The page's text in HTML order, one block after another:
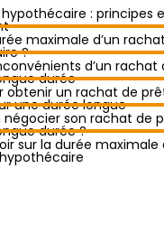
crédits
: principes
maximale d’un
?
d’un rachat
durée
obtenir un rachat de
une durée longue
son rachat de
durée ?
sur la durée maximale